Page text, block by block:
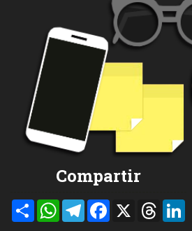
Compartir
CompartirWhatsAppTelegramFacebook Threads